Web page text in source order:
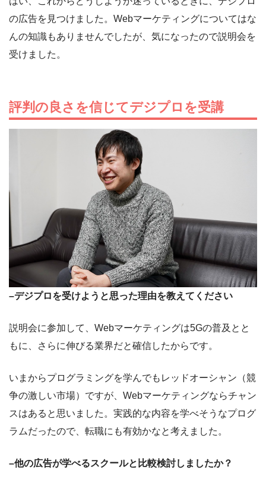
の広告を見つけました。Webマーケティングについてはな
んの知識もありませんでしたが、気になったので説明会を
受けました。
評判の良さを信じてデジプロを受講
–デジプロを受けようと思った理由を教えてください
説明会に参加して、Webマーケティングは5Gの普及とと
もに、さらに伸びる業界だと確信したからです。
いまからプログラミングを学んでもレッドオーシャン（競
争の激しい市場）ですが、Webマーケティングならチャン
スはあると思いました。実践的な内容を学べそうなプログ
ラムだったので、転職にも有効かなと考えました。
–他の広告が学べるスクールと比較検討しましたか？